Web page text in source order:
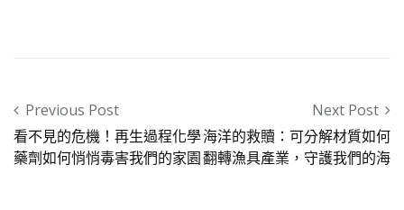
Post navigation
Previous Post
看不見的危機！再生過程化學
藥劑如何悄悄毒害我們的家園
Next Post
海洋的救贖：可分解材質如何
翻轉漁具產業，守護我們的海